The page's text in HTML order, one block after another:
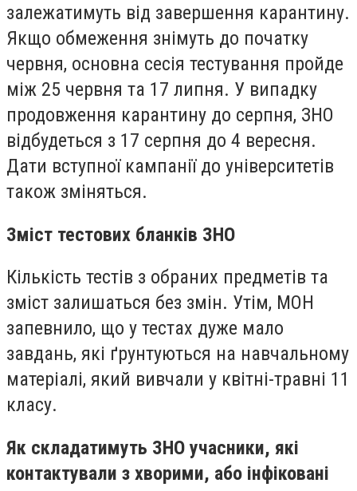
залежатимуть від завершення карантину.
Якщо обмеження знімуть до початку
червня, основна сесія тестування пройде
між 25 червня та 17 липня. У випадку
продовження карантину до серпня, ЗНО
відбудеться з 17 серпня до 4 вересня.
Дати вступної кампанії до університетів
також зміняться.
Зміст тестових бланків ЗНО
Кількість тестів з обраних предметів та
зміст залишаться без змін. Утім, МОН
запевнило, що у тестах дуже мало
завдань, які ґрунтуються на навчальному
матеріалі, який вивчали у квітні-травні 11
класу.
Як складатимуть ЗНО учасники, які
контактували з хворими, або інфіковані